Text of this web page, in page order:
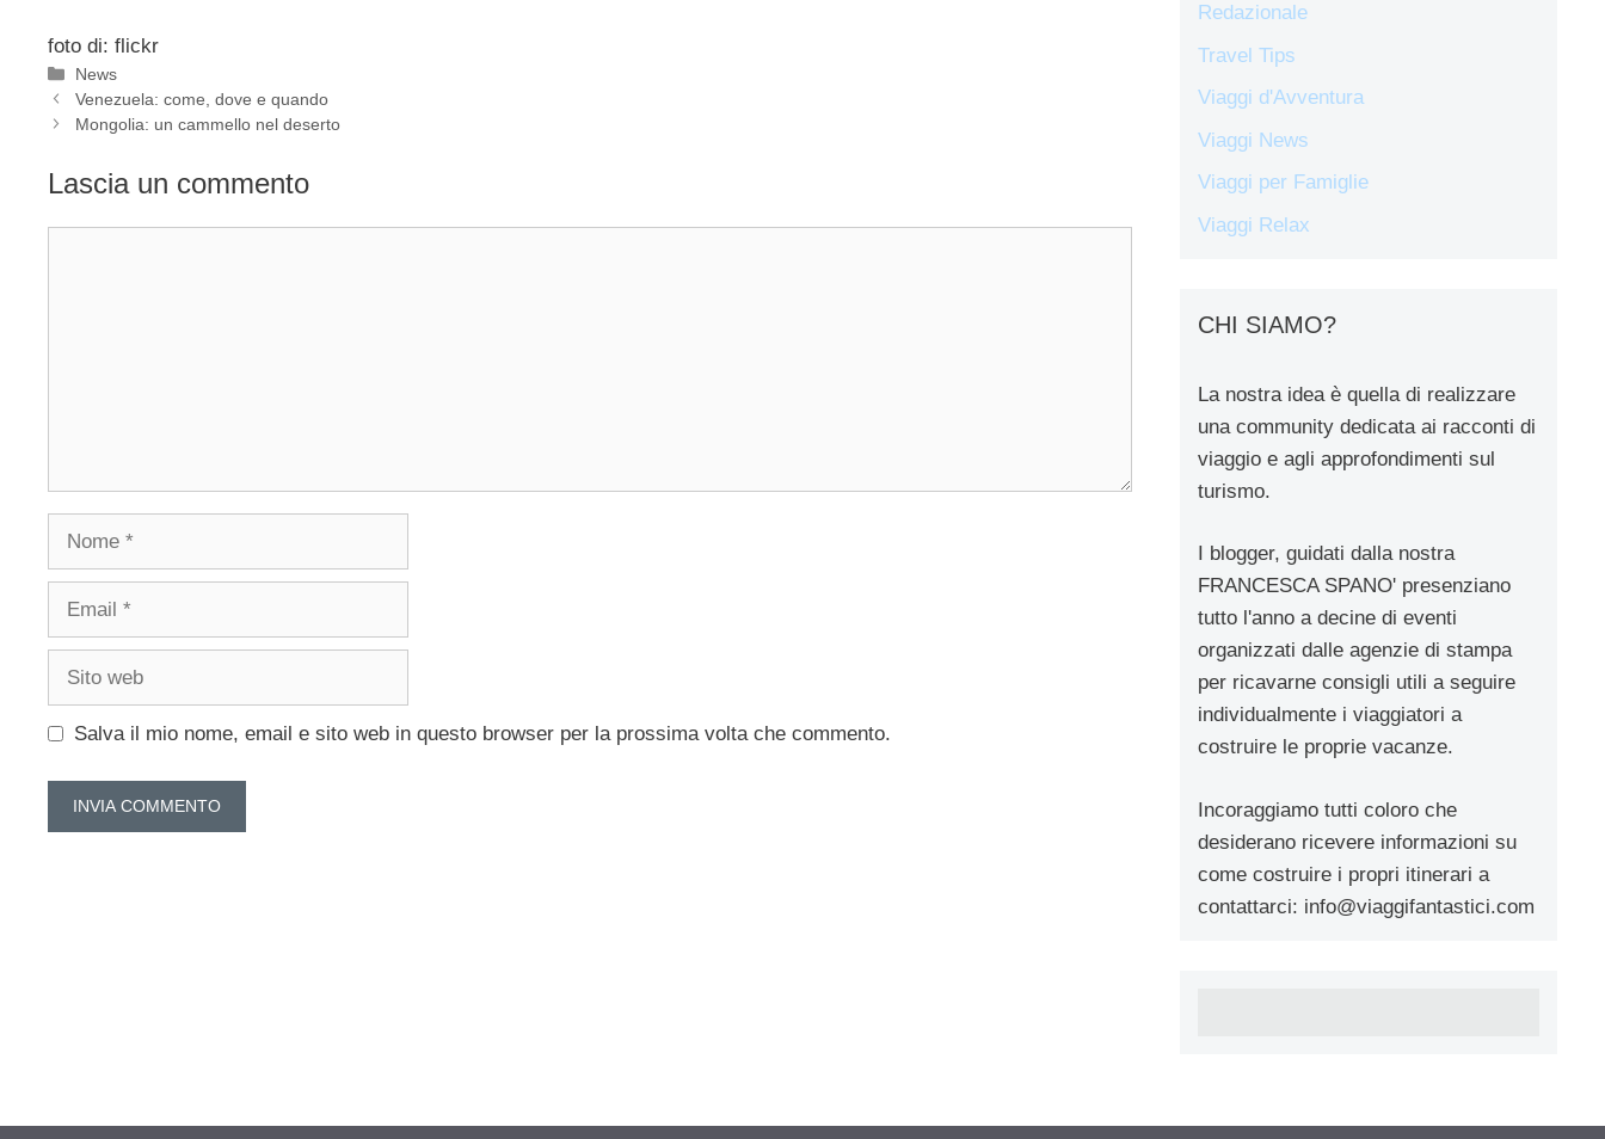
foto di: flickr
Categorie
News
Venezuela: come, dove e quando
Mongolia: un cammello nel deserto
Lascia un commento
Nome
Email
Sito
Salva il mio nome, email e sito web in questo browser per la prossima volta che commento.
Redazionale
Travel Tips
Viaggi d'Avventura
Viaggi News
Viaggi per Famiglie
Viaggi Relax
CHI SIAMO?
La nostra idea è quella di realizzare
una community dedicata ai racconti di
viaggio e agli approfondimenti sul
turismo.
I blogger, guidati dalla nostra
FRANCESCA SPANO' presenziano
tutto l'anno a decine di eventi
organizzati dalle agenzie di stampa
per ricavarne consigli utili a seguire
individualmente i viaggiatori a
costruire le proprie vacanze.
Incoraggiamo tutti coloro che
desiderano ricevere informazioni su
come costruire i propri itinerari a
contattarci: info@viaggifantastici.com